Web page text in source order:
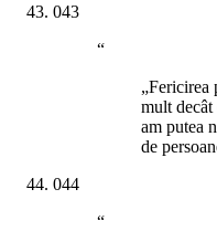
043
“
„Fericirea
mult decât
am putea
de
044
“